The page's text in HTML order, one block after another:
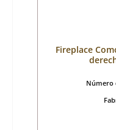
Fireplace
Número